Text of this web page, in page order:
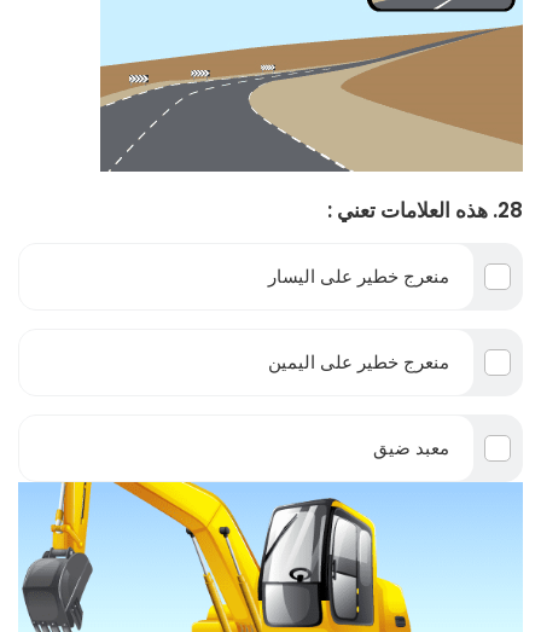
28. هذه العلامات تعني :
منعرج خطير على اليسار
منعرج خطير على اليمين
معبد ضيق